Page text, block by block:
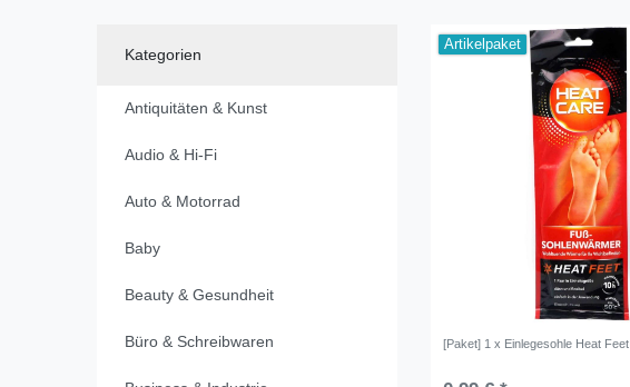
Kategorien
Antiquitäten & Kunst
Audio & Hi-Fi
Auto & Motorrad
Baby
Beauty & Gesundheit
Büro & Schreibwaren
Artikelpaket
[Paket] 1 x Einlegesohle Heat Feet